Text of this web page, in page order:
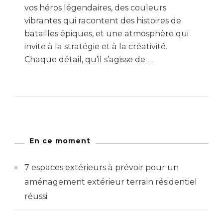
vos héros légendaires, des couleurs
vibrantes qui racontent des histoires de
batailles épiques, et une atmosphère qui
invite à la stratégie et à la créativité.
Chaque détail, qu’il s’agisse de …
En ce moment
7 espaces extérieurs à prévoir pour un
aménagement extérieur terrain résidentiel
réussi